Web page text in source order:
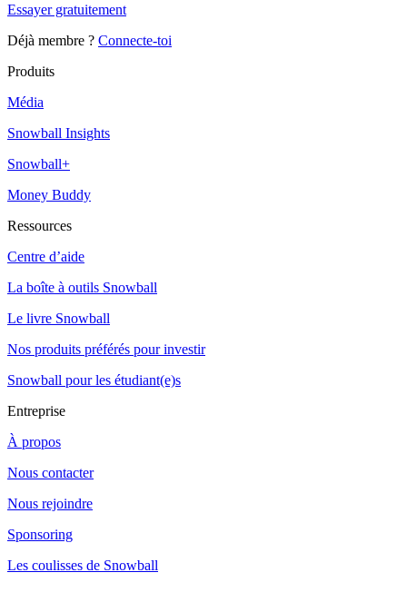
Essayer gratuitement
Déjà membre ? Connecte-toi
Produits
Média
Snowball Insights
Snowball+
Money Buddy
Ressources
Centre d’aide
La boîte à outils Snowball
Le livre Snowball
Nos produits préférés pour investir
Snowball pour les étudiant(e)s
Entreprise
À propos
Nous contacter
Nous rejoindre
Sponsoring
Les coulisses de Snowball